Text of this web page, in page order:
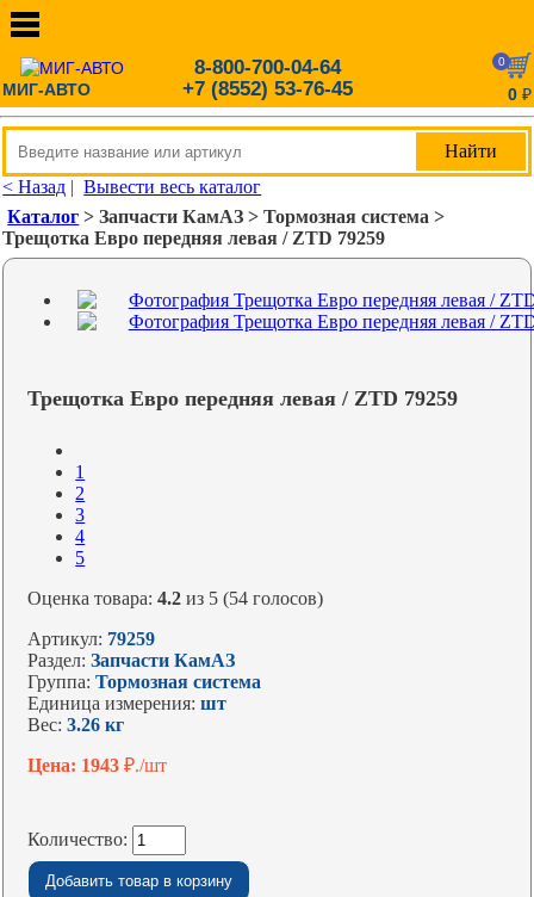
МИГ-АВТО
8-800-700-04-64
+7 (8552) 53-76-45
0
0 ₽
< Назад |Вывести весь каталог
Каталог > Запчасти КамАЗ > Тормозная система >
Трещотка Евро передняя левая / ZTD 79259
Трещотка Евро передняя левая / ZTD 79259
1
2
3
4
5
Оценка товара:4.2 из 5 (54 голосов)
Артикул: 79259
Раздел:Запчасти КамАЗ
Группа:Тормозная система
Единица измерения:шт
Вес:3.26 кг
Цена: 1943₽./шт
Количество: